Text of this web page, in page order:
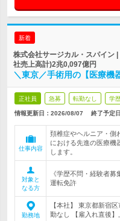
新着
株式会社サージカル・スパイン
社売上高計)2兆0,097億円
＼東京／手術用の【医療機
正社員 急募 転勤なし 学
情報更新日：2026/08/07 終了予定
仕事内容
頚椎症やヘルニア・側
における先進の医療機
します。
対象と
なる方
《学歴不問・経験者
運転免許
勤務地
【本社】 東京都新宿
勤なし 【雇入れ直後】